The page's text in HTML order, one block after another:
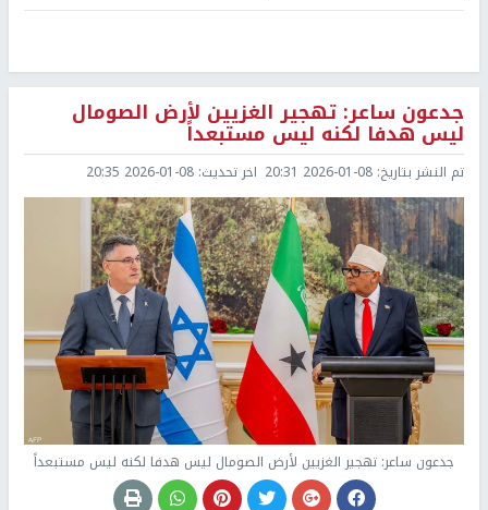
جدعون ساعر: تهجير الغزيين لأرض الصومال
ليس هدفا لكنه ليس مستبعداً
تم النشر بتاريخ: 2026-01-08 20:31 اخر تحديث: 2026-01-08 20:35
جدعون ساعر: تهجير الغزيين لأرض الصومال ليس هدفا لكنه ليس مستبعداً